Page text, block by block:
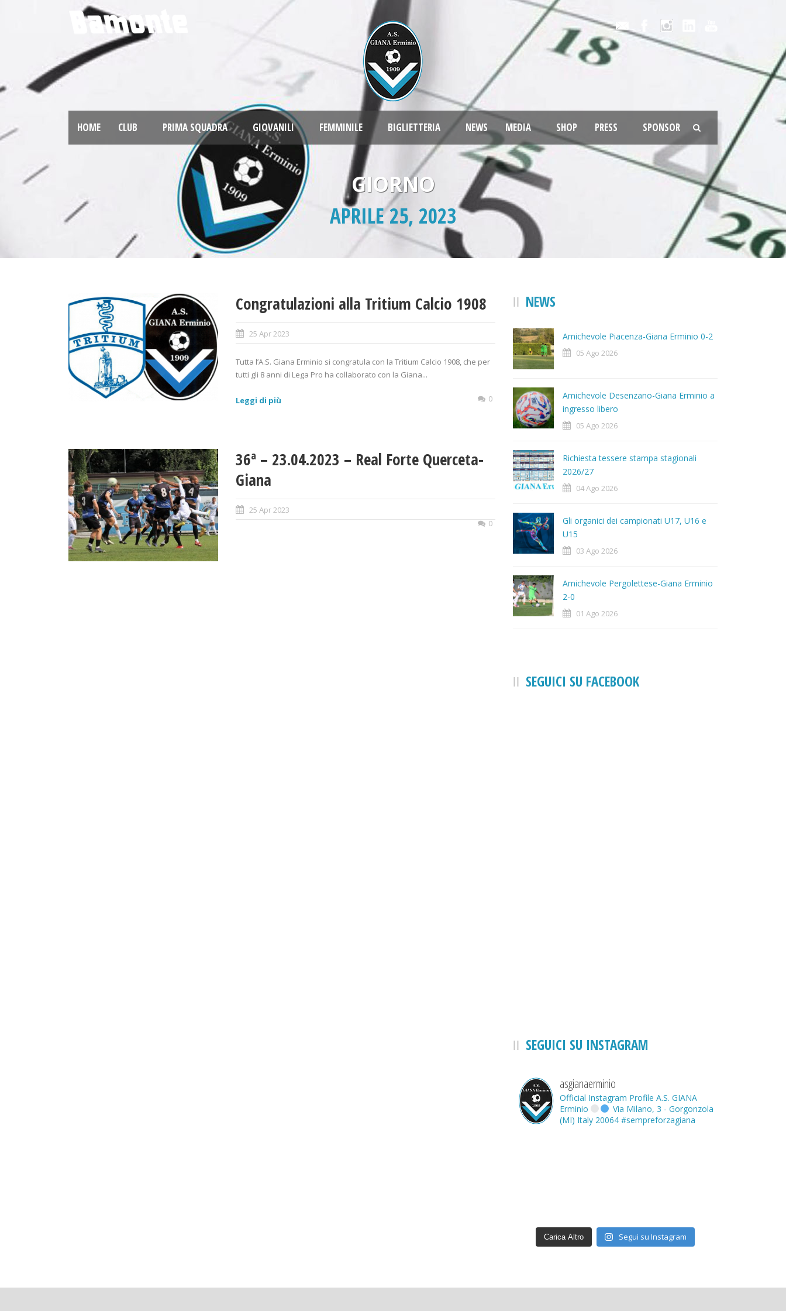
HOME CLUB PRIMA SQUADRA GIOVANILI FEMMINILE BIGLIETTERIA NEWS MEDIA SHOP PRESS SPONSOR
GIORNO
APRILE 25, 2023
Congratulazioni alla Tritium Calcio 1908
25 Apr 2023
Tutta l’A.S. Giana Erminio si congratula con la Tritium Calcio 1908, che per
tutti gli 8 anni di Lega Pro ha collaborato con la Giana...
Leggi di più 0
36ª – 23.04.2023 – Real Forte Querceta-
Giana
25 Apr 2023
0
NEWS
Amichevole Piacenza-Giana Erminio 0-2
05 Ago 2026
Amichevole Desenzano-Giana Erminio a
ingresso libero
05 Ago 2026
Richiesta tessere stampa stagionali
2026/27
04 Ago 2026
Gli organici dei campionati U17, U16 e
U15
03 Ago 2026
Amichevole Pergolettese-Giana Erminio
2-0
01 Ago 2026
SEGUICI SU FACEBOOK
SEGUICI SU INSTAGRAM
asgianaerminio
Official Instagram Profile A.S. GIANA
Erminio
Via Milano, 3 - Gorgonzola
(MI) Italy 20064 #sempreforzagiana
Carica Altro Segui su Instagram